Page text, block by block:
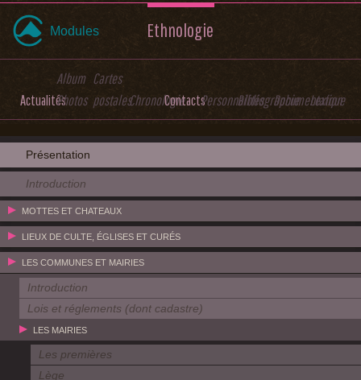
Modules Ethnologie
Actualités
Album
Photos
Cartes
postalesChronologieContactsPersonnalitésBibliographieDocumentation
Lexique
Présentation
Introduction
MOTTES ET CHATEAUX
LIEUX DE CULTE, ÉGLISES ET CURÉS
LES COMMUNES ET MAIRIES
Introduction
Lois et réglements (dont cadastre)
LES MAIRIES
Les premières
Lège